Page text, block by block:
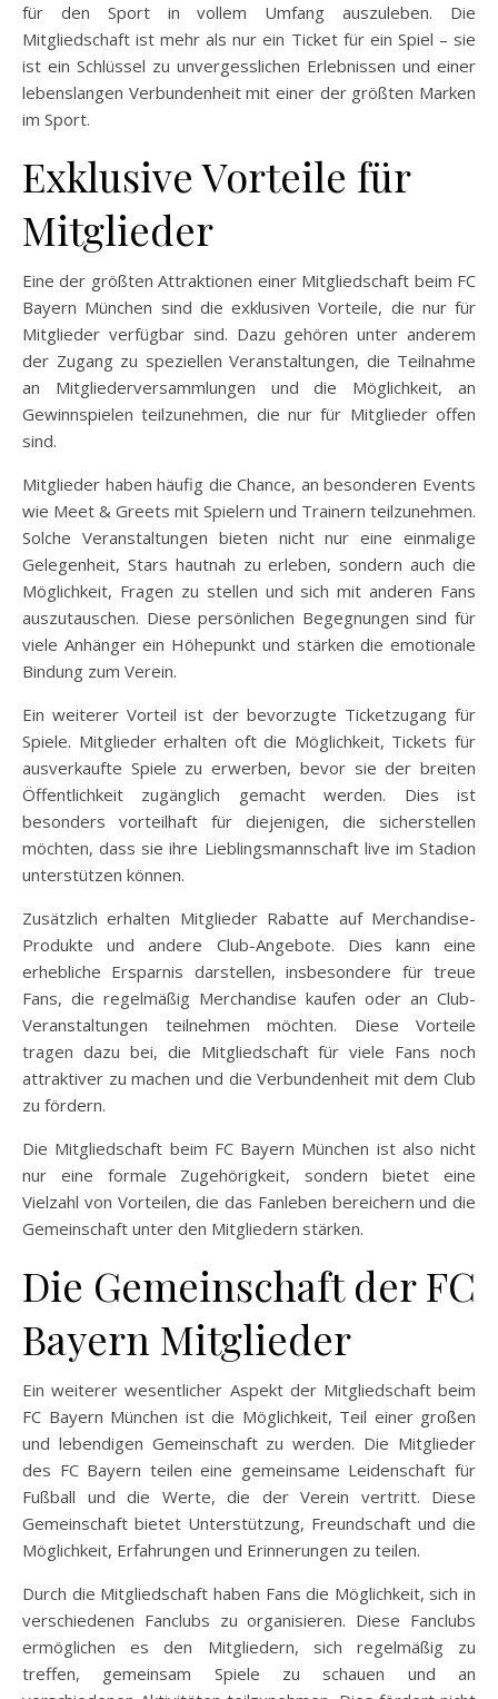
für den Sport in vollem Umfang auszuleben. Die
Mitgliedschaft ist mehr als nur ein Ticket für ein Spiel – sie
ist ein Schlüssel zu unvergesslichen Erlebnissen und einer
lebenslangen Verbundenheit mit einer der größten Marken
im Sport.
Exklusive Vorteile für
Mitglieder
Eine der größten Attraktionen einer Mitgliedschaft beim FC
Bayern München sind die exklusiven Vorteile, die nur für
Mitglieder verfügbar sind. Dazu gehören unter anderem
der Zugang zu speziellen Veranstaltungen, die Teilnahme
an Mitgliederversammlungen und die Möglichkeit, an
Gewinnspielen teilzunehmen, die nur für Mitglieder offen
sind.
Mitglieder haben häufig die Chance, an besonderen Events
wie Meet & Greets mit Spielern und Trainern teilzunehmen.
Solche Veranstaltungen bieten nicht nur eine einmalige
Gelegenheit, Stars hautnah zu erleben, sondern auch die
Möglichkeit, Fragen zu stellen und sich mit anderen Fans
auszutauschen. Diese persönlichen Begegnungen sind für
viele Anhänger ein Höhepunkt und stärken die emotionale
Bindung zum Verein.
Ein weiterer Vorteil ist der bevorzugte Ticketzugang für
Spiele. Mitglieder erhalten oft die Möglichkeit, Tickets für
ausverkaufte Spiele zu erwerben, bevor sie der breiten
Öffentlichkeit zugänglich gemacht werden. Dies ist
besonders vorteilhaft für diejenigen, die sicherstellen
möchten, dass sie ihre Lieblingsmannschaft live im Stadion
unterstützen können.
Zusätzlich erhalten Mitglieder Rabatte auf Merchandise-
Produkte und andere Club-Angebote. Dies kann eine
erhebliche Ersparnis darstellen, insbesondere für treue
Fans, die regelmäßig Merchandise kaufen oder an Club-
Veranstaltungen teilnehmen möchten. Diese Vorteile
tragen dazu bei, die Mitgliedschaft für viele Fans noch
attraktiver zu machen und die Verbundenheit mit dem Club
zu fördern.
Die Mitgliedschaft beim FC Bayern München ist also nicht
nur eine formale Zugehörigkeit, sondern bietet eine
Vielzahl von Vorteilen, die das Fanleben bereichern und die
Gemeinschaft unter den Mitgliedern stärken.
Die Gemeinschaft der FC
Bayern Mitglieder
Ein weiterer wesentlicher Aspekt der Mitgliedschaft beim
FC Bayern München ist die Möglichkeit, Teil einer großen
und lebendigen Gemeinschaft zu werden. Die Mitglieder
des FC Bayern teilen eine gemeinsame Leidenschaft für
Fußball und die Werte, die der Verein vertritt. Diese
Gemeinschaft bietet Unterstützung, Freundschaft und die
Möglichkeit, Erfahrungen und Erinnerungen zu teilen.
Durch die Mitgliedschaft haben Fans die Möglichkeit, sich in
verschiedenen Fanclubs zu organisieren. Diese Fanclubs
ermöglichen es den Mitgliedern, sich regelmäßig zu
treffen, gemeinsam Spiele zu schauen und an